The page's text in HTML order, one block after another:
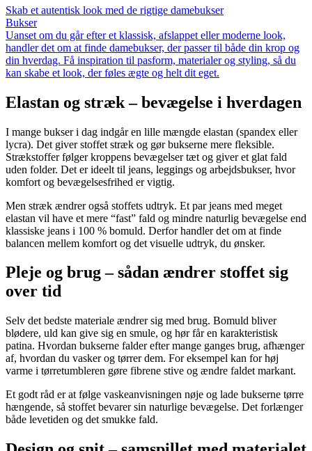
Skab et autentisk look med de rigtige damebukser
Bukser
Uanset om du går efter et klassisk, afslappet eller moderne look,
handler det om at finde damebukser, der passer til både din krop og
din hverdag. Få inspiration til pasform, materialer og styling, så du
kan skabe et look, der føles ægte og helt dit eget.
Elastan og stræk – bevægelse i hverdagen
I mange bukser i dag indgår en lille mængde elastan (spandex eller
lycra). Det giver stoffet stræk og gør bukserne mere fleksible.
Strækstoffer følger kroppens bevægelser tæt og giver et glat fald
uden folder. Det er ideelt til jeans, leggings og arbejdsbukser, hvor
komfort og bevægelsesfrihed er vigtig.
Men stræk ændrer også stoffets udtryk. Et par jeans med meget
elastan vil have et mere “fast” fald og mindre naturlig bevægelse end
klassiske jeans i 100 % bomuld. Derfor handler det om at finde
balancen mellem komfort og det visuelle udtryk, du ønsker.
Pleje og brug – sådan ændrer stoffet sig
over tid
Selv det bedste materiale ændrer sig med brug. Bomuld bliver
blødere, uld kan give sig en smule, og hør får en karakteristisk
patina. Hvordan bukserne falder efter mange ganges brug, afhænger
af, hvordan du vasker og tørrer dem. For eksempel kan for høj
varme i tørretumbleren gøre fibrene stive og ændre faldet markant.
Et godt råd er at følge vaskeanvisningen nøje og lade bukserne tørre
hængende, så stoffet bevarer sin naturlige bevægelse. Det forlænger
både levetiden og det smukke fald.